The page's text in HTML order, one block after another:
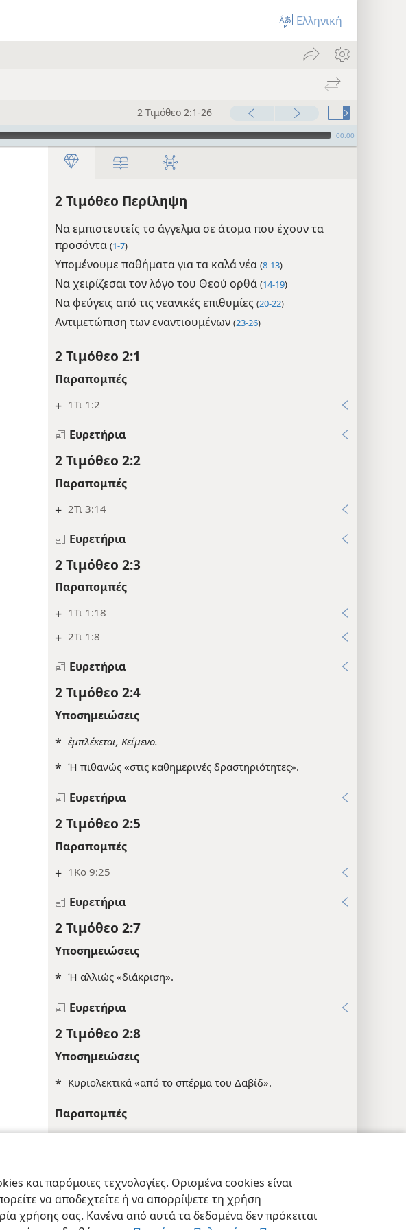
και παρόμοιες τεχνολογίες. Ορισμένα cookies είναι
να αποδεχτείτε ή να απορρίψετε τη χρήση
χρήσης σας. Κανένα από αυτά τα δεδομένα δεν πρόκειται
Ελληνική
2 Τιμόθεο 2:1-26
00:00
2 Τιμόθεο Περίληψη
Να εμπιστευτείς το άγγελμα σε άτομα που έχουν τα
προσόντα (1-7)
Υπομένουμε παθήματα για τα καλά νέα (8-13)
Να χειρίζεσαι τον λόγο του Θεού ορθά (14-19)
Να φεύγεις από τις νεανικές επιθυμίες (20-22)
Αντιμετώπιση των εναντιουμένων (23-26)
2 Τιμόθεο 2:1
Παραπομπές
+ 1Τι 1:2
Ευρετήρια
2 Τιμόθεο 2:2
Παραπομπές
+ 2Τι 3:14
Ευρετήρια
2 Τιμόθεο 2:3
Παραπομπές
+ 1Τι 1:18
+ 2Τι 1:8
Ευρετήρια
2 Τιμόθεο 2:4
Υποσημειώσεις
* ἐμπλέκεται, Κείμενο.
* Ή πιθανώς «στις καθημερινές δραστηριότητες».
Ευρετήρια
2 Τιμόθεο 2:5
Παραπομπές
+ 1Κο 9:25
Ευρετήρια
2 Τιμόθεο 2:7
Υποσημειώσεις
* Ή αλλιώς «διάκριση».
Ευρετήρια
2 Τιμόθεο 2:8
Υποσημειώσεις
* Κυριολεκτικά «από το σπέρμα του Δαβίδ».
Παραπομπές
+ Πρ 13:23
Ευρετήρια
Απορρήτου Ρυθμίσεις Απορρήτου JW.ORG Σύνδεση